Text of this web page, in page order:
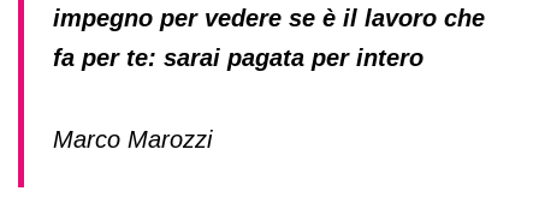
impegno per vedere se è il lavoro che
fa per te: sarai pagata per intero
Marco Marozzi